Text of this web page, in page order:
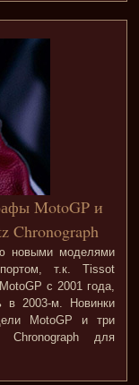
MotoGP и
Chronograph
новыми моделями
т.к. Tissot
с 2001 года,
в 2003-м. Новинки
MotoGP и три
Chronograph для